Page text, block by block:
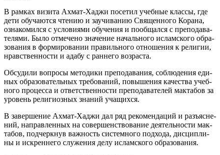
В рам­ках визи­та Ахмат-Хаджи посе­тил учеб­ные клас­сы, где
дети обу­ча­ют­ся чте­нию и заучи­ва­нию Свя­щен­но­го Кора­на,
озна­ко­мил­ся с усло­ви­я­ми обу­че­ния и пооб­щал­ся с пре­по­да­ва­
те­ля­ми. Было отме­че­но зна­че­ние началь­но­го ислам­ско­го обра­
зо­ва­ния в фор­ми­ро­ва­нии пра­виль­но­го отно­ше­ния к рели­гии,
нрав­ствен­но­сти и ада­бу с ран­не­го воз­рас­та.
Обсу­ди­ли вопро­сы мето­ди­ки пре­по­да­ва­ния, соблю­де­ния еди­
ных обра­зо­ва­тель­ных тре­бо­ва­ний, повы­ше­ния каче­ства учеб­
но­го про­цес­са и ответ­ствен­но­сти пре­по­да­ва­те­лей мак­та­бов за
уро­вень рели­ги­оз­ных зна­ний уча­щих­ся.
В завер­ше­ние Ахмат-Хаджи дал ряд реко­мен­да­ций и разъ­яс­не­
ний, направ­лен­ных на совер­шен­ство­ва­ние дея­тель­но­сти мак­
та­бов, под­черк­нув важ­ность систем­но­го под­хо­да, дис­ци­пли­
ны и искрен­не­го слу­же­ния делу ислам­ско­го обра­зо­ва­ния.